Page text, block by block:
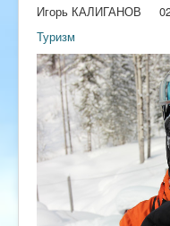
Игорь КАЛИГАНОВ
Туризм